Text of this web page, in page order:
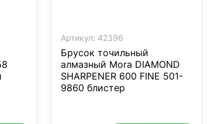
Артикул: 42396
Брусок точильный
алмазный Mora DIAMOND
SHARPENER 600 FINE 501-
9860 блистер